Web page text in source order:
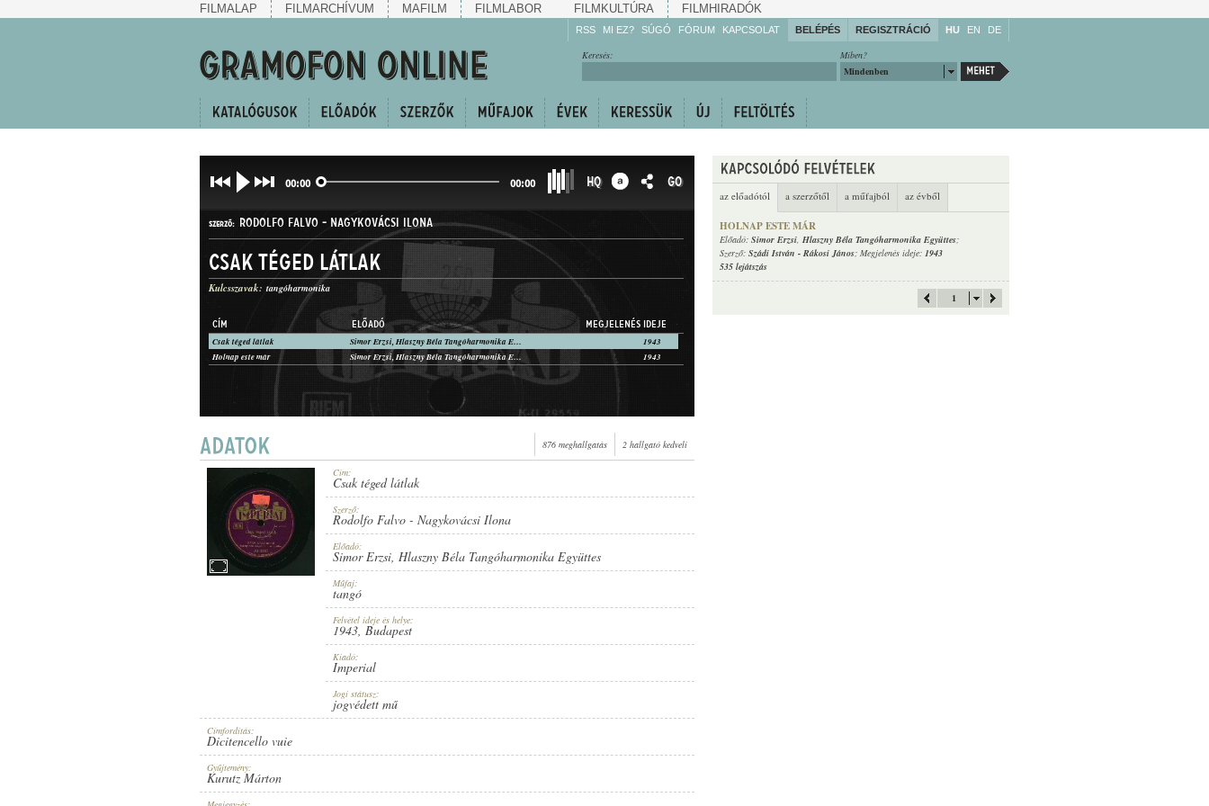
FILMALAP FILMARCHÍVUM MAFILM FILMLABOR FILMKULTÚRA FILMHIRADÓK
RSS MI EZ? SÚGÓ
Gyarapítsa!
FÓRUM KAPCSOLAT BELÉPÉS REGISZTRÁCIÓ HU EN DE
Miben?
Mindenben
Keresés:
az előadótól a szerzőtől a műfajból az évből
HOLNAP ESTE MÁR
Előadó: Simor Erzsi, Hlaszny Béla Tangóharmonika Együttes;
Szerző: Szádi István - Rákosi János; Megjelenés ideje: 1943
535 lejátszás
1
00:00 00:00 HQ GO
SZERZŐ: RODOLFO FALVO - NAGYKOVÁCSI ILONA
MŰFAJ: TANGÓ
MEGJELENÉS IDEJE: 1943
LEMEZSZÁM:
Csak téged látlak
Kulcsszavak: tangóharmonika
CÍM ELŐADÓ MEGJELENÉS IDEJE
Csak téged látlak Simor Erzsi, Hlaszny Béla Tangóharmonika Együttes
1943
Holnap este már
Simor Erzsi, Hlaszny Béla Tangóharmonika Együttes 1943
876 meghallgatás 2 hallgató kedveli
Cím:
Csak téged látlak
Szerző:
Rodolfo Falvo - Nagykovácsi Ilona
Előadó:
Simor Erzsi, Hlaszny Béla Tangóharmonika Együttes
Műfaj:
tangó
Felvétel ideje és helye:
1943, Budapest
Kiadó:
Imperial
Jogi státusz:
jogvédett mű
Címfordítás:
Dicitencello vuie
Gyűjtemény:
Kurutz Márton